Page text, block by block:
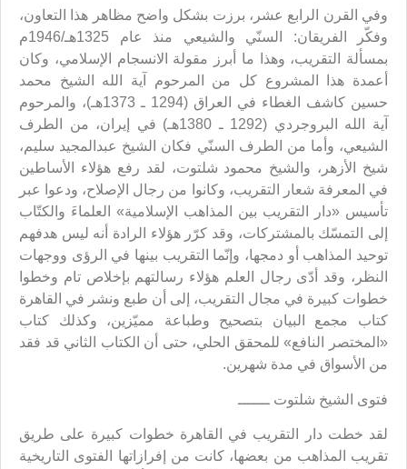
وفي القرن الرابع عشر، برزت بشكل واضح مظاهر هذا التعاون،
وفكّر الفريقان: السنّي والشيعي منذ عام 1325هـ/1946م
بمسألة التقريب، وهذا ما أبرز مقولة الانسجام الإسلامي، وكان
أعمدة هذا المشروع كل من المرحوم آية الله الشيخ محمد
حسين كاشف الغطاء في العراق (1294 ـ 1373هـ)، والمرحوم
آية الله البروجردي (1292 ـ 1380هـ) في إيران، من الطرف
الشيعي، وأما من الطرف السنّي فكان الشيخ عبدالمجيد سليم،
شيخ الأزهر، والشيخ محمود شلتوت، لقد رفع هؤلاء الأساطين
في المعرفة شعار التقريب، وكانوا من رجال الإصلاح، ودعوا عبر
تأسيس «دار التقريب بين المذاهب الإسلامية» العلماءَ والكتّاب
إلى التمسّك بالمشتركات، وقد كرّر هؤلاء الرادة أنه ليس هدفهم
توحيد المذاهب أو دمجها، وإنّما التقريب بينها في الرؤى ووجهات
النظر، وقد أدّى رجال العلم هؤلاء رسالتهم بإخلاص تام وخطوا
خطوات كبيرة في مجال التقريب، إلى أن طبع ونشر في القاهرة
كتاب مجمع البيان بتصحيح وطباعة مميّزين، وكذلك كتاب
«المختصر النافع» للمحقق الحلي، حتى أن الكتاب الثاني قد فقد
من الأسواق في مدة شهرين.
فتوى الشيخ شلتوت ـــــــ
لقد خطت دار التقريب في القاهرة خطوات كبيرة على طريق
تقريب المذاهب من بعضها، كانت من إفرازاتها الفتوى التاريخية